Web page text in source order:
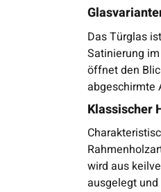
Das Türglas
Satinierung
öffnet den
abgeschirmte
Klassischer
wird aus
ausgelegt